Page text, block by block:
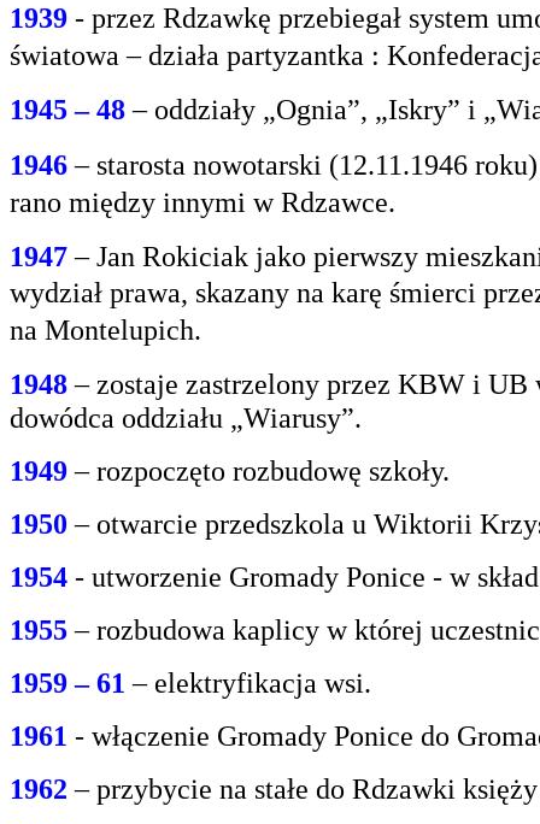
1939 - przez Rdzawkę przebiegał system
światowa – działa partyzantka :
1945 – 48– oddziały „Ognia”, „Iskry” i
1946– starosta nowotarski (12.11.1946
rano między innymi w Rdzawce.
1947 – Jan Rokiciak jako pierwszy
wydział prawa, skazany na karę śmierci
na Montelupich.
1948– zostaje zastrzelony przez KBW i
dowódca oddziału „Wiarusy”.
1949 – rozpoczęto rozbudowę szkoły.
1950 – otwarcie przedszkola u Wiktorii
1954 - utworzenie Gromady Ponice - w
1955 – rozbudowa kaplicy w której
1959 – 61 – elektryfikacja wsi.
1961 - włączenie Gromady Ponice do
1962 – przybycie na stałe do Rdzawki